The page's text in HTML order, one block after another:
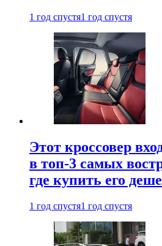
1 год спустя1 год спустя
Этот кроссовер
в топ-3 самых
где купить его
1 год спустя1 год спустя